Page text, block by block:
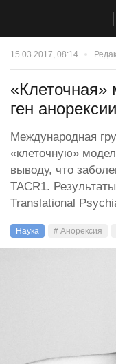
15.03.2017, 08:14
«Клеточная»
ген анорексии
Международная
«клеточную»
выводу, что
TACR1.
Translational
Наука # Анорексия